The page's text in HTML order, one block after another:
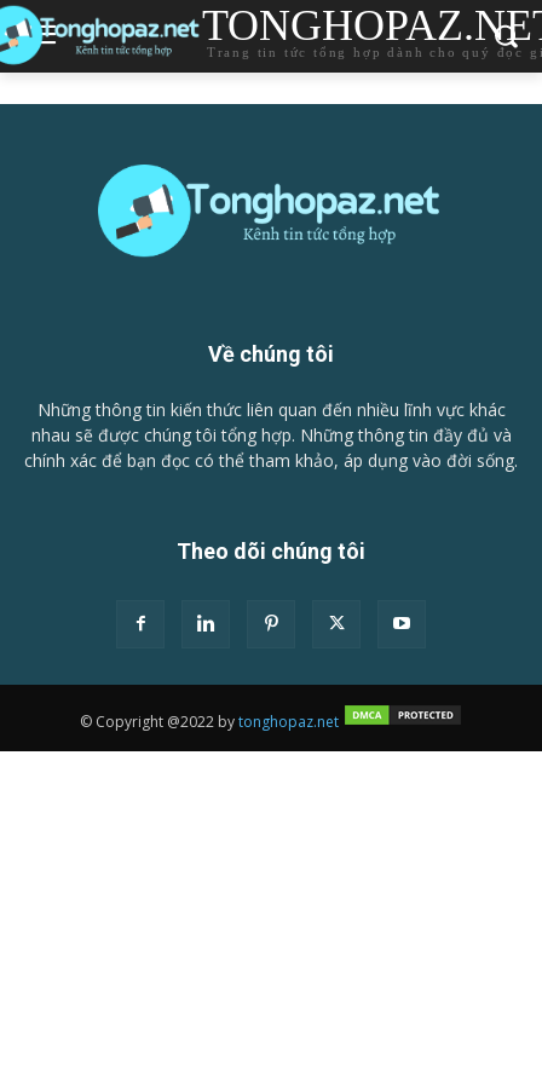
Trang tin tức tổng hợp dành cho quý đọc
Về chúng tôi
Những thông tin kiến thức liên quan đến nhiều lĩnh vực khác
nhau sẽ được chúng tôi tổng hợp. Những thông tin đầy đủ và
chính xác để bạn đọc có thể tham khảo, áp dụng vào đời sống.
Theo dõi chúng tôi
© Copyright @2022 bytonghopaz.net